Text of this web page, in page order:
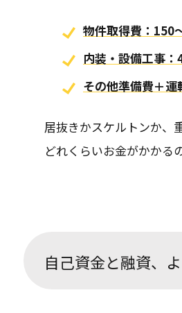
物件取得費：150
内装・設備工事
その他準備費＋
居抜きかスケルトンか、
どれくらいお金がかかる
自己資金と融資、